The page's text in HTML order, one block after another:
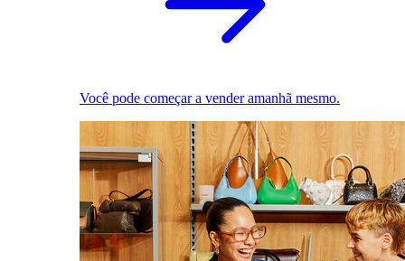
Você pode começar a vender amanhã mesmo.